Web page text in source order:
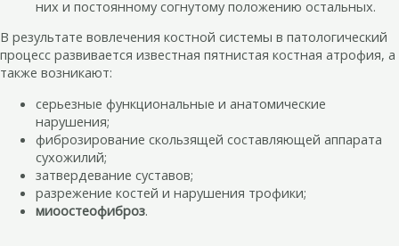
них и постоянному согнутому положению остальных.
В результате вовлечения костной системы в патологический
процесс развивается известная пятнистая костная атрофия, а
также возникают:
серьезные функциональные и анатомические
нарушения;
фиброзирование скользящей составляющей аппарата
сухожилий;
затвердевание суставов;
разрежение костей и нарушения трофики;
миоостеофиброз.